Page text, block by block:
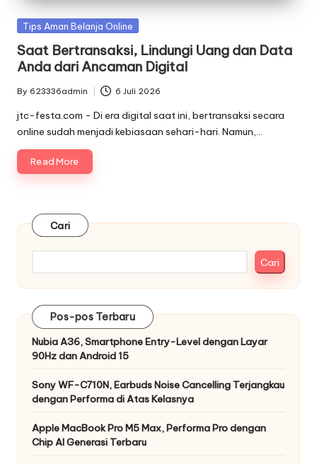
Posted
Tips Aman Belanja Online
Saat Bertransaksi, Lindungi Uang dan Data
Anda dari Ancaman Digital
Posted
by
By 623336admin 6 Juli 2026
jtc-festa.com - Di era digital saat ini, bertransaksi secara
online sudah menjadi kebiasaan sehari-hari. Namun,…
Read More
Cari
Cari
Pos-pos Terbaru
Nubia A36, Smartphone Entry-Level dengan Layar
90Hz dan Android 15
Sony WF-C710N, Earbuds Noise Cancelling Terjangkau
dengan Performa di Atas Kelasnya
Apple MacBook Pro M5 Max, Performa Pro dengan
Chip AI Generasi Terbaru